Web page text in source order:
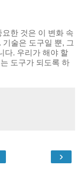
한 것은 이 변화 속
술은 도구일 뿐, 그
다. 우리가 해야 할
도구가 되도록 하
›